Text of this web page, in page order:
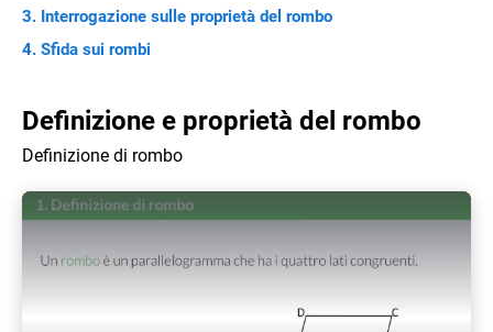
Interrogazione sulle proprietà del rombo
Sfida sui rombi
Definizione e proprietà del rombo
Definizione di rombo